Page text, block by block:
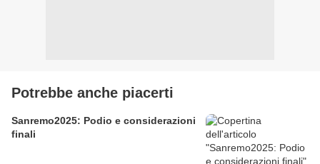
Potrebbe anche piacerti
Sanremo2025: Podio e considerazioni
finali